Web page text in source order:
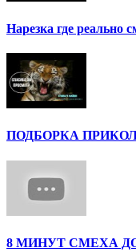
Нарезка где
ПОДБОРКА
8 МИНУТ СМЕХА